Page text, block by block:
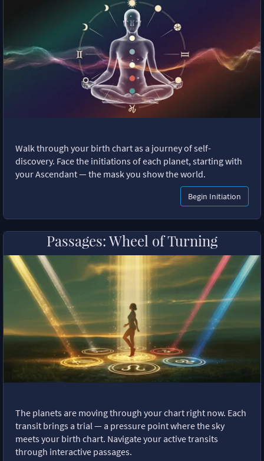
Walk through your birth chart as a journey of self-
discovery. Face the initiations of each planet, starting with
your Ascendant — the mask you show the world.
Begin Initiation
Passages: Wheel of Turning
The planets are moving through your chart right now. Each
transit brings a trial — a pressure point where the sky
meets your birth chart. Navigate your active transits
through interactive passages.